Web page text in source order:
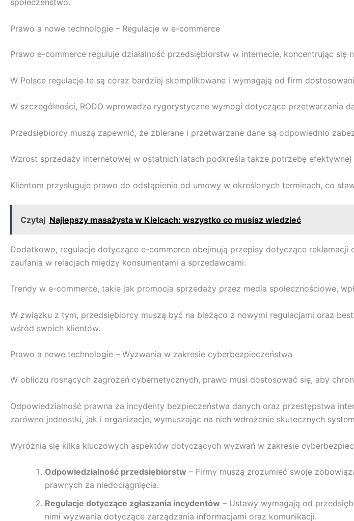
społeczeństwo.
Prawo a nowe technologie – Regulacje w e-commerce
Prawo e-commerce reguluje działalność przedsiębiorstw w internecie, koncentrując
W Polsce regulacje te są coraz bardziej skomplikowane i wymagają od firm
W szczególności, RODO wprowadza rygorystyczne wymogi dotyczące przetwarzania
Przedsiębiorcy muszą zapewnić, że zbierane i przetwarzane dane są odpowiednio
Wzrost sprzedaży internetowej w ostatnich latach podkreśla także potrzebę efektywnej
Klientom przysługuje prawo do odstąpienia od umowy w określonych terminach, co
Czytaj Najlepszy masażysta w Kielcach: wszystko co musisz wiedzieć
Dodatkowo, regulacje dotyczące e-commerce obejmują przepisy dotyczące
zaufania w relacjach między konsumentami a sprzedawcami.
Trendy w e-commerce, takie jak promocja sprzedaży przez media społecznościowe,
W związku z tym, przedsiębiorcy muszą być na bieżąco z nowymi regulacjami oraz
wśród swoich klientów.
Prawo a nowe technologie – Wyzwania w zakresie cyberbezpieczeństwa
W obliczu rosnących zagrożeń cybernetycznych, prawo musi dostosować się, aby
Odpowiedzialność prawna za incydenty bezpieczeństwa danych oraz przestępstwa
zarówno jednostki, jak i organizacje, wymuszając na nich wdrożenie skutecznych
Wyróżnia się kilka kluczowych aspektów dotyczących wyzwań w zakresie
Odpowiedzialność przedsiębiorstw – Firmy muszą zrozumieć swoje
prawnych za niedociągnięcia.
Regulacje dotyczące zgłaszania incydentów – Ustawy wymagają od
nimi wyzwania dotyczące zarządzania informacjami oraz komunikacji.